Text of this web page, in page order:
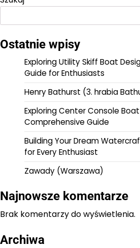
Ostatnie wpisy
Exploring Utility Skiff Boat
Guide for Enthusiasts
Henry Bathurst (3. hrabia
Exploring Center Console
Comprehensive Guide
Building Your Dream
for Every Enthusiast
Zawady (Warszawa)
Najnowsze komentarze
Brak komentarzy do wyświetlenia.
Archiwa